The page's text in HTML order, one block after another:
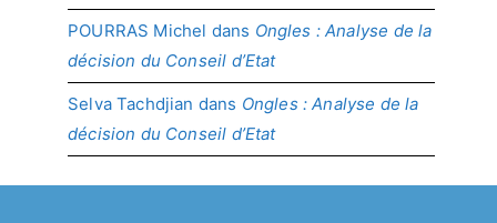
POURRAS Michel dans Ongles : Analyse de la
décision du Conseil d’Etat
Selva Tachdjian dans Ongles : Analyse de la
décision du Conseil d’Etat